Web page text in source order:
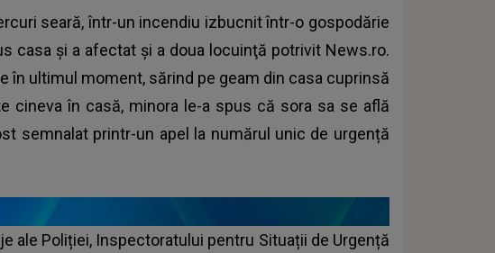
seară, într-un incendiu izbucnit într-o gospodărie
casa şi a afectat şi a doua locuinţă potrivit News.ro.
în ultimul moment, sărind pe geam din casa cuprinsă
cineva în casă, minora le-a spus că sora sa se află
semnalat printr-un apel la numărul unic de urgență
ale Poliției, Inspectoratului pentru Situații de Urgență